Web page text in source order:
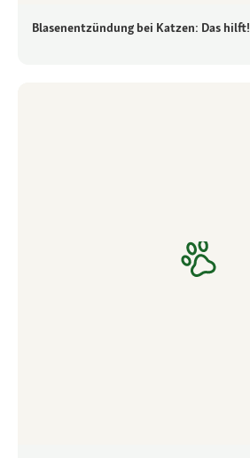
Blasenentzündung bei Katzen: Das hilft!